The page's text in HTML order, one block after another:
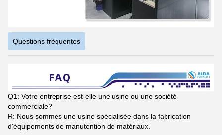
Questions fréquentes
Q1: Votre entreprise est-elle une usine ou une société
commerciale?
R: Nous sommes une usine spécialisée dans la fabrication
d'équipements de manutention de matériaux.